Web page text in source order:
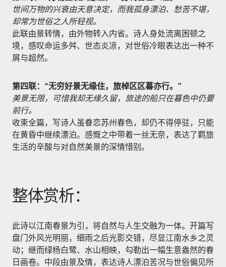
世间万物的兴衰由天意决定，而我孤身漂泊、愁苦不堪，
却常为世俗之人所轻视。
此联由景转情，由外物转入内省。诗人身处流离困顿之
境，感叹命运多舛、世态炎凉，对世俗冷眼表达出一种不
屑与超然。
第四联：“无穷好景无缘住，旅棹区区暮亦行。”
美景无限，可惜我却无缘久留，旅途的船只在暮色中仍要
前行。
收束全篇，写诗人虽眷恋苏州春色，却仍不得停驻，只能
在黄昏中继续漂泊。感慨之中带着一丝无奈，表达了羁旅
生活的辛酸与对自然美景的深情惜别。
整体赏析：
此诗以江南春景为引，将自然与人生交融为一体。开篇写
盘门外风光明丽，细雨之后光影交错，尽显江南水乡之灵
动；继而绿杨白鹭、水山相映，勾勒出一幅生意盎然的春
日画卷。中段由景及情，表达诗人漂泊苦况与世俗偏见所